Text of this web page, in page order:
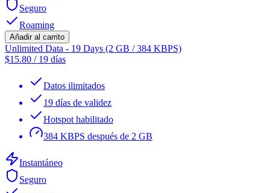
Seguro
Roaming
Añadir al carrito
Unlimited Data - 19 Days (2 GB / 384 KBPS)
$15.80 / 19 días
Datos ilimitados
19 días de validez
Hotspot habilitado
384 KBPS después de 2 GB
Instantáneo
Seguro